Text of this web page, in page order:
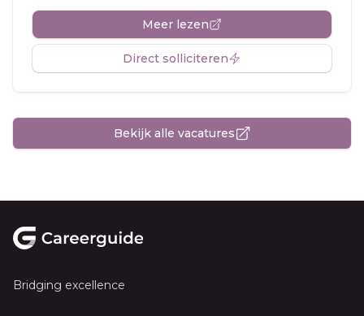
Meer lezen
Direct solliciteren
Bekijk alle vacatures
Bridging excellence